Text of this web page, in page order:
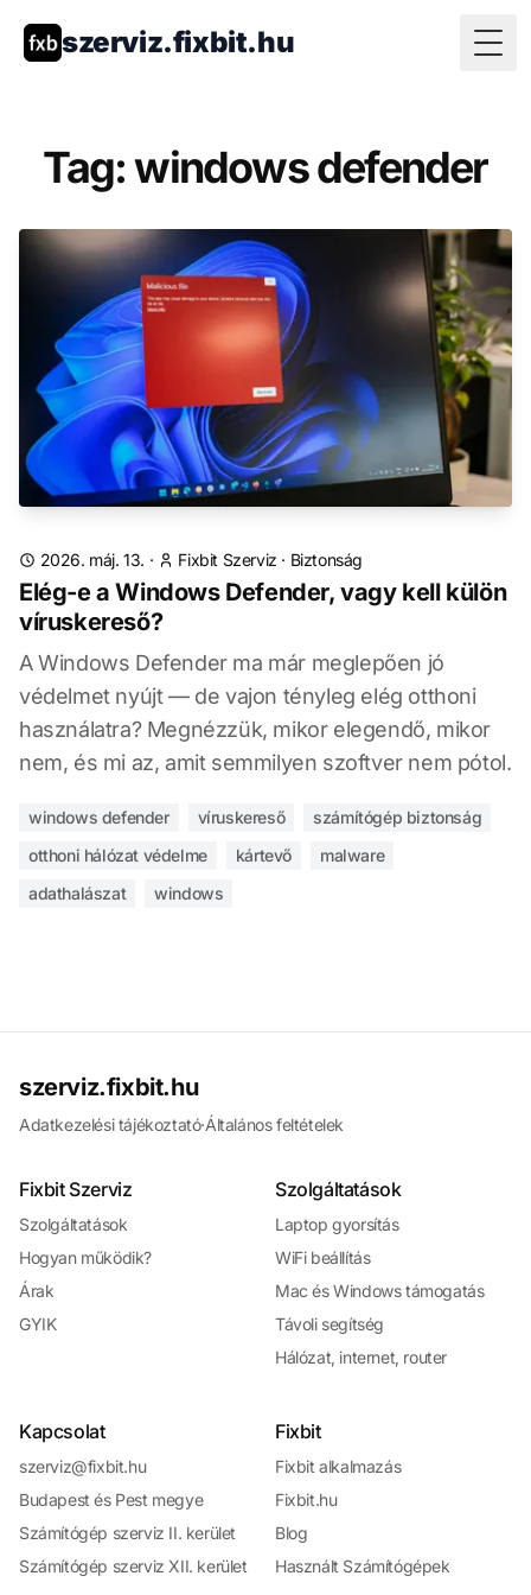
szerviz.fixbit.hu
Tag: windows defender
2026. máj. 13. · Fixbit Szerviz · Biztonság
Elég-e a Windows Defender, vagy kell külön
víruskereső?
A Windows Defender ma már meglepően jó
védelmet nyújt — de vajon tényleg elég otthoni
használatra? Megnézzük, mikor elegendő, mikor
nem, és mi az, amit semmilyen szoftver nem pótol.
windows defender víruskereső
számítógép biztonság
otthoni hálózat védelme
kártevő
malware
adathalászat
windows
szerviz.fixbit.hu
Adatkezelési tájékoztató·Általános feltételek
Fixbit Szerviz
Szolgáltatások
Hogyan működik?
Árak
GYIK
Szolgáltatások
Laptop gyorsítás
WiFi beállítás
Mac és Windows támogatás
Távoli segítség
Hálózat, internet, router
Kapcsolat
szerviz@fixbit.hu
Budapest és Pest megye
Számítógép szerviz II. kerület
Számítógép szerviz XII. kerület
Fixbit
Fixbit alkalmazás
Fixbit.hu
Blog
Használt Számítógépek